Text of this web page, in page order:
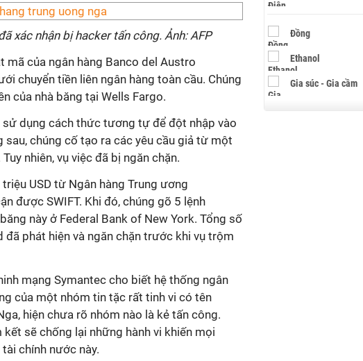
xác nhận bị hacker tấn công. Ảnh: AFP
của ngân hàng Banco del Austro
chuyển tiền liên ngân hàng toàn cầu. Chúng
của nhà băng tại Wells Fargo.
dụng cách thức tương tự để đột nhập vào
chúng cố tạo ra các yêu cầu giả từ một
nhiên, vụ việc đã bị ngăn chặn.
USD từ Ngân hàng Trung ương
được SWIFT. Khi đó, chúng gõ 5 lệnh
này ở Federal Bank of New York. Tổng số
đã phát hiện và ngăn chặn trước khi vụ trộm
mạng Symantec cho biết hệ thống ngân
của một nhóm tin tặc rất tinh vi có tên
hiện chưa rõ nhóm nào là kẻ tấn công.
sẽ chống lại những hành vi khiến mọi
chính nước này.
Đồng
Ethanol
Gia súc - Gia cầm